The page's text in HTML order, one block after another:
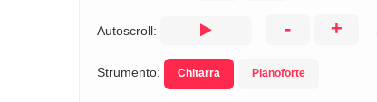
Autoscroll: - +
Strumento: Chitarra Pianoforte